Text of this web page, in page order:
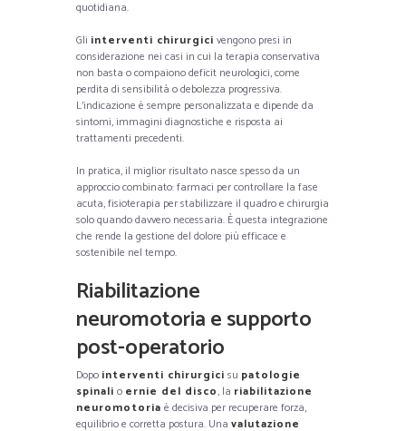
quotidiana.
Gli interventi chirurgici vengono presi in
considerazione nei casi in cui la terapia conservativa
non basta o compaiono deficit neurologici, come
perdita di sensibilità o debolezza progressiva.
L’indicazione è sempre personalizzata e dipende da
sintomi, immagini diagnostiche e risposta ai
trattamenti precedenti.
In pratica, il miglior risultato nasce spesso da un
approccio combinato: farmaci per controllare la fase
acuta, fisioterapia per stabilizzare il quadro e chirurgia
solo quando davvero necessaria. È questa integrazione
che rende la gestione del dolore più efficace e
sostenibile nel tempo.
Riabilitazione
neuromotoria e supporto
post-operatorio
Dopo interventi chirurgici su patologie
spinali o ernie del disco, la riabilitazione
neuromotoria è decisiva per recuperare forza,
equilibrio e corretta postura. Una valutazione